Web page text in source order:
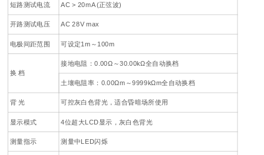
短路测试电流 AC > 20mA (正弦波)
开路测试电压 AC 28V max
电极间距范围 可设定1m～100m
换 档
接地电阻：0.00Ω～30.00kΩ全自动换档
土壤电阻率：0.00Ωm～9999kΩm全自动换档
背 光 可控灰白色背光，适合昏暗场所使用
显示模式 4位超大LCD显示，灰白色背光
测量指示 测量中LED闪烁